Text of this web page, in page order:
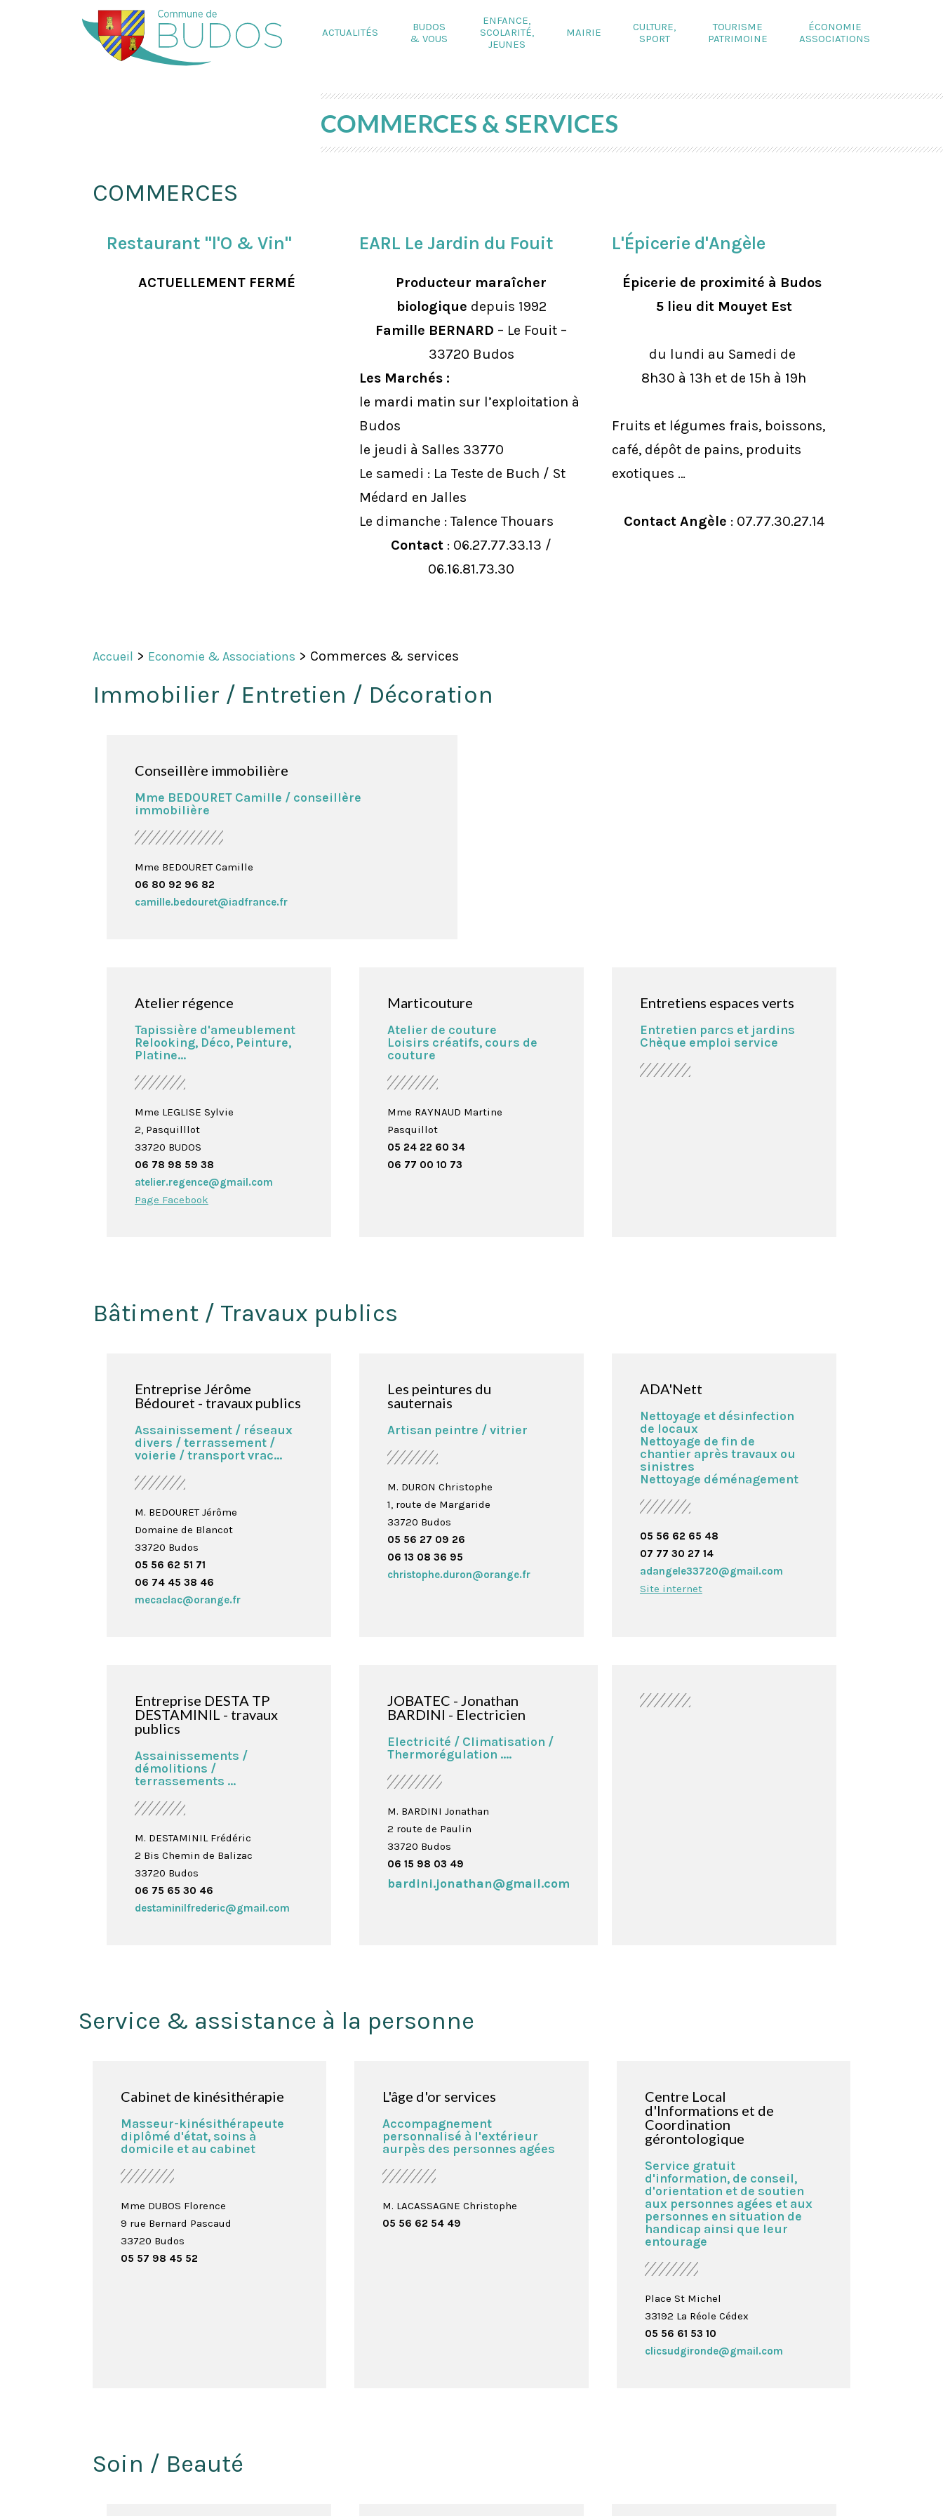
ACTUALITÉS
BUDOS
& VOUS
ENFANCE,
SCOLARITÉ,
JEUNES
MAIRIE
CULTURE,
SPORT
TOURISME
PATRIMOINE
ÉCONOMIE
ASSOCIATIONS
COMMERCES & SERVICES
COMMERCES
Restaurant "l'O & Vin"
ACTUELLEMENT FERMÉ
EARL Le Jardin du Fouit
Producteur maraîcher
biologique depuis 1992
Famille BERNARD – Le Fouit –
33720 Budos
Les Marchés :
le mardi matin sur l’exploitation à
Budos
le jeudi à Salles 33770
Le samedi : La Teste de Buch / St
Médard en Jalles
Le dimanche : Talence Thouars
Contact : 06.27.77.33.13 /
06.16.81.73.30
L'Épicerie d'Angèle
Épicerie de proximité à Budos
5 lieu dit Mouyet Est
du lundi au Samedi de
8h30 à 13h et de 15h à 19h
Fruits et légumes frais, boissons,
café, dépôt de pains, produits
exotiques …
Contact Angèle : 07.77.30.27.14
Accueil > Economie & Associations > Commerces & services
Immobilier / Entretien / Décoration
Conseillère immobilière
Mme BEDOURET Camille / conseillère
immobilière
Mme BEDOURET Camille
06 80 92 96 82
camille.bedouret@iadfrance.fr
Atelier régence
Tapissière d'ameublement
Relooking, Déco, Peinture,
Platine...
Mme LEGLISE Sylvie
2, Pasquilllot
33720 BUDOS
06 78 98 59 38
atelier.regence@gmail.com
Page Facebook
Marticouture
Atelier de couture
Loisirs créatifs, cours de
couture
Mme RAYNAUD Martine
Pasquillot
05 24 22 60 34
06 77 00 10 73
Entretiens espaces verts
Entretien parcs et jardins
Chèque emploi service
Bâtiment / Travaux publics
Entreprise Jérôme
Bédouret - travaux publics
Assainissement / réseaux
divers / terrassement /
voierie / transport vrac...
M. BEDOURET Jérôme
Domaine de Blancot
33720 Budos
05 56 62 51 71
06 74 45 38 46
mecaclac@orange.fr
Les peintures du
sauternais
Artisan peintre / vitrier
M. DURON Christophe
1, route de Margaride
33720 Budos
05 56 27 09 26
06 13 08 36 95
christophe.duron@orange.fr
ADA'Nett
Nettoyage et désinfection
de locaux
Nettoyage de fin de
chantier après travaux ou
sinistres
Nettoyage déménagement
05 56 62 65 48
07 77 30 27 14
adangele33720@gmail.com
Site internet
Entreprise DESTA TP
DESTAMINIL - travaux
publics
Assainissements /
démolitions /
terrassements ...
M. DESTAMINIL Frédéric
2 Bis Chemin de Balizac
06 75 65 30 46
destaminilfrederic@gmail.com
JOBATEC - Jonathan
BARDINI - Electricien
Electricité / Climatisation /
Thermorégulation ....
M. BARDINI Jonathan
2 route de Paulin
06 15 98 03 49
bardini.jonathan@gmail.com
Service & assistance à la personne
Cabinet de kinésithérapie
Masseur-kinésithérapeute
diplômé d'état, soins à
domicile et au cabinet
Mme DUBOS Florence
9 rue Bernard Pascaud
33720 Budos
05 57 98 45 52
L'âge d'or services
Accompagnement
personnalisé à l'extérieur
aurpès des personnes agées
M. LACASSAGNE Christophe
05 56 62 54 49
Centre Local
d'Informations et de
Coordination
gérontologique
Service gratuit
d'information, de conseil,
d'orientation et de soutien
aux personnes agées et aux
personnes en situation de
handicap ainsi que leur
entourage
Place St Michel
33192 La Réole Cédex
05 56 61 53 10
clicsudgironde@gmail.com
Soin / Beauté
Nécessaires
Ces cookies ne